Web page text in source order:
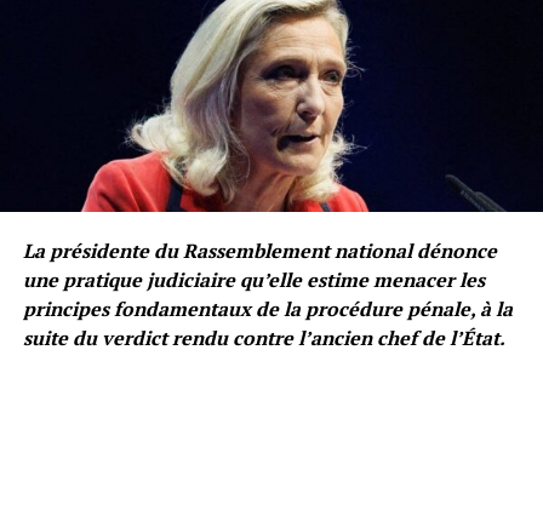
La présidente du Rassemblement national dénonce
une pratique judiciaire qu’elle estime menacer les
principes fondamentaux de la procédure pénale, à la
suite du verdict rendu contre l’ancien chef de l’État.